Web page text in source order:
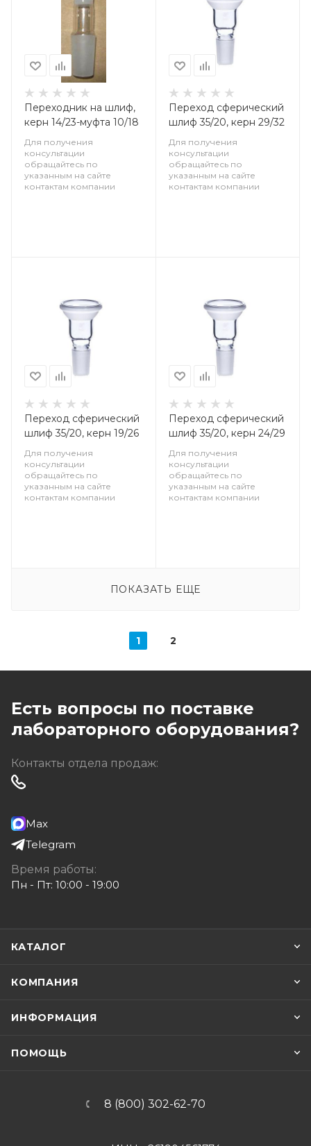
Переходник на шлиф,
керн 14/23-муфта 10/18
Для получения
консультации
обращайтесь по
указанным на сайте
контактам компании
Переход сферический
шлиф 35/20, керн 29/32
Для получения
консультации
обращайтесь по
указанным на сайте
контактам компании
Переход сферический
шлиф 35/20, керн 19/26
Для получения
консультации
обращайтесь по
указанным на сайте
контактам компании
Переход сферический
шлиф 35/20, керн 24/29
Для получения
консультации
обращайтесь по
указанным на сайте
контактам компании
ПОКАЗАТЬ ЕЩЕ
1 2
Есть вопросы по поставке
лабораторного оборудования?
Контакты отдела продаж:
Max
Telegram
Время работы:
Пн - Пт: 10:00 - 19:00
КАТАЛОГ
КОМПАНИЯ
ИНФОРМАЦИЯ
ПОМОЩЬ
8 (800) 302-62-70